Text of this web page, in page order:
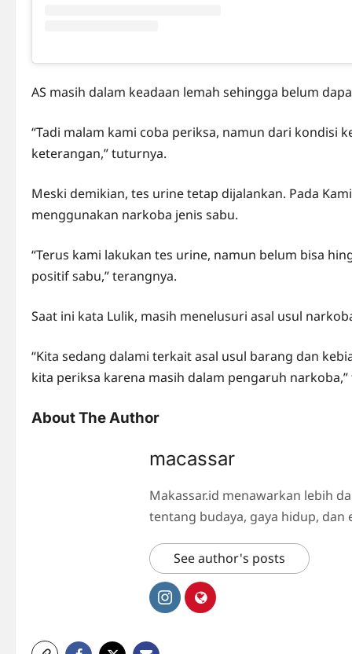
AS masih dalam keadaan lemah sehingga belum
“Tadi malam kami coba periksa, namun dari kondisi
keterangan,” tuturnya.
Meski demikian, tes urine tetap dijalankan. Pada
menggunakan narkoba jenis sabu.
“Terus kami lakukan tes urine, namun belum bisa
positif sabu,” terangnya.
Saat ini kata Lulik, masih menelusuri asal usul
“Kita sedang dalami terkait asal usul barang dan
kita periksa karena masih dalam pengaruh
About The Author
macassar
Makassar.id menawarkan lebih
tentang budaya, gaya hidup, dan
See author's posts